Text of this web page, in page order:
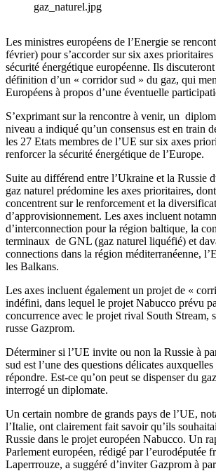
gaz_naturel.jpg
Les ministres européens de l’Energie se
février) pour s’accorder sur six axes
sécurité énergétique européenne. Ils
définition d’un « corridor sud » du gaz, qui
Européens à propos d’une éventuelle
S’exprimant sur la rencontre à venir, un
niveau a indiqué qu’un consensus est en train
les 27 Etats membres de l’UE sur six axes
renforcer la sécurité énergétique de l’Europe.
Suite au différend entre l’Ukraine et la Russie
gaz naturel prédomine les axes prioritaires,
concentrent sur le renforcement et la
d’approvisionnement. Les axes incluent
d’interconnection pour la région baltique, la
terminaux de GNL (gaz naturel liquéfié) et
connections dans la région méditerranéenne,
les Balkans.
Les axes incluent également un projet de «
indéfini, dans lequel le projet Nabucco prévu
concurrence avec le projet rival South Stream,
russe Gazprom.
Déterminer si l’UE invite ou non la Russie à
sud est l’une des questions délicates
répondre. Est-ce qu’on peut se dispenser du
interrogé un diplomate.
Un certain nombre de grands pays de l’UE,
l’Italie, ont clairement fait savoir qu’ils
Russie dans le projet européen Nabucco. Un
Parlement européen, rédigé par l’eurodéputée
Laperrrouze, a suggéré d’inviter Gazprom à